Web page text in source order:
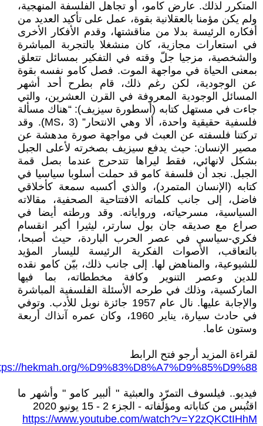
المتكرر لذلك. عارض كامو، أو تجاهل الفلسفة المنهجية،
ولم يكن مؤمنا بالعقلانية بقوة، عمل على تأكيد العديد من
أفكاره الرئيسة بدلا من مناقشتها، وقدم الأفكار الأخرى
في استعارات مجازية، كان منشغلا بالتجربة المباشرة
والشخصية، مزجيا جلّ وقته في التفكير بمسائل تتعلق
بمعنى الحياة في مواجهة الموت. فصل كامو نفسه بقوة
عن الوجودية، لكن رغم ذلك، قام بطرح أحد أشهر
المسائل الوجودية المعروفة في القرن العشرين، والتي
جاءت في مستهل كتابه (أسطورة سيزيف): “هناك مسألة
فلسفية حقيقية واحدة، ألا وهي الانتحار” (MS، 3). وقد
تركتنا فلسفته عن العبث في مواجهة صورة مدهشة عن
مصير الإنسان: حيث يدفع سيزيف بصخرته لأعلى الجبل
بشكل لانهائي، فقط ليراها تتدحرج عندما بصل قمة
الجبل. نجد أن فلسفة كامو قد حملت أسلوبا سياسيا في
كتابه (الإنسان المتمرد)، والذي أكسبه سمعة كأخلاقي
فاضل، إلى جانب كلماته الافتتاحية الصحفية، مقالاته
السياسية، مسرحياته، ورواياته. وقد ورطته أيضا في
صراع مع صديقه جان بول سارتر، ليثيرا أكبر انقسام
فكري-سياسي في عصر الحرب الباردة، حيث أصبحا،
بالتعاقب، الأصوات الفكرية الرئيسة لليسار المؤيد
للشيوعية، والمناهض لها. إلى جانب ذلك، بيّن كامو نقده
للدين وعصر التنوير وكافة مخططاته، بما فيها
الماركسية، وذلك في طرحه الأسئلة الفلسفية المباشرة
والإجابة عليها. نال عام 1957 جائزة نوبل للأدب. وتوفي
في حادث سيارة، يناير 1960، وكان عمره آنذاك أربعة
وستون عاما.
لقراءة المزيد أرجو فتح الرابط
hekmah.org/%D9%83%D8%A7%D9%85%D9%88
فيديو.. فيلسوف التمرّد والعبثية " ألبير كامو " وأشهر ما
اقتُبس من كتاباته ومؤلّفاته - الجزء 2 - 15 يونيو 2020
https://www.youtube.com/watch?v=Y2zQKCtIHhM